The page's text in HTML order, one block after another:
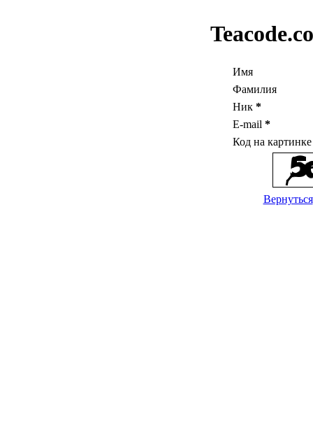
Имя
Фамилия
Ник *
E-mail *
Код на
Вернуться